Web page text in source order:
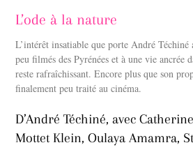
L’ode à la nature
L’intérêt insatiable que porte André Téchiné
peu filmés des Pyrénées et à une vie ancrée
reste rafraîchissant. Encore plus que son
finalement peu traité au cinéma.
D’André Téchiné, avec
Mottet Klein, Oulaya Amamra,